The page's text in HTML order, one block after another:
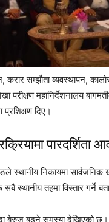
करार सम्झौता व्यवस्थापन,
परीक्षण महानिर्देशनालय
प्रशिक्षण दिए।
पारदर्शिता
स्थानीय निकायमा
स्थानीय तहमा विस्तार गर्ने
बेरुजु बढ्ने समस्या देखिएको छ।